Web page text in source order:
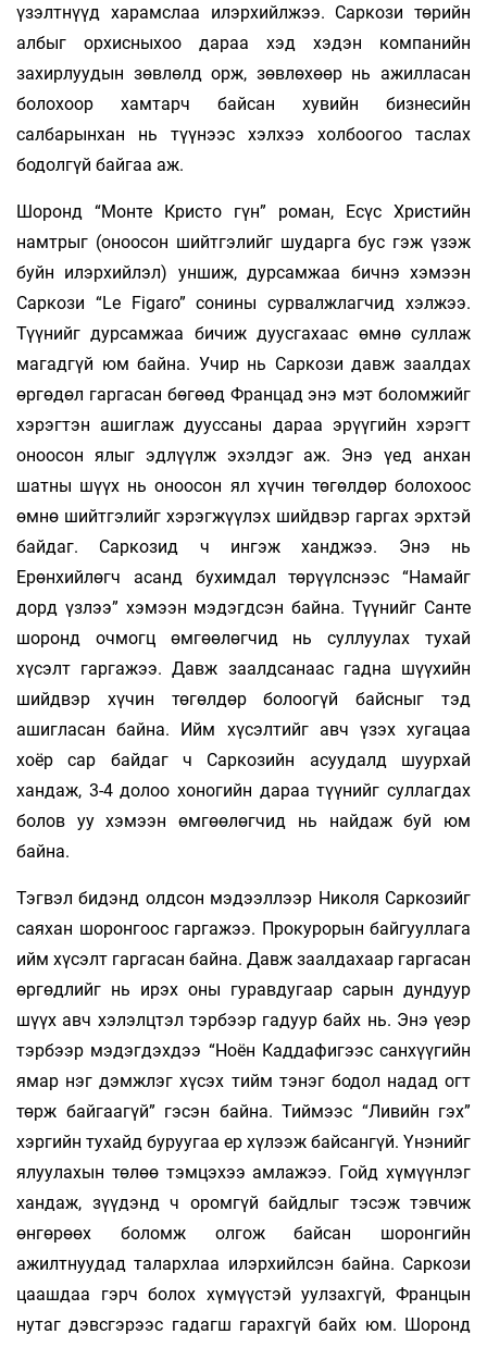
үзэлтнүүд харамслаа илэрхийлжээ. Саркози төрийн
албыг орхисныхоо дараа хэд хэдэн компанийн
захирлуудын зөвлөлд орж, зөвлөхөөр нь ажилласан
болохоор хамтарч байсан хувийн бизнесийн
салбарынхан нь түүнээс хэлхээ холбоогоо таслах
бодолгүй байгаа аж.
Шоронд “Монте Кристо гүн” роман, Есүс Христийн
намтрыг (оноосон шийтгэлийг шударга бус гэж үзэж
буйн илэрхийлэл) уншиж, дурсамжаа бичнэ хэмээн
Саркози “Le Figaro” сонины сурвалжлагчид хэлжээ.
Түүнийг дурсамжаа бичиж дуусгахаас өмнө суллаж
магадгүй юм байна. Учир нь Саркози давж заалдах
өргөдөл гаргасан бөгөөд Францад энэ мэт боломжийг
хэрэгтэн ашиглаж дууссаны дараа эрүүгийн хэрэгт
оноосон ялыг эдлүүлж эхэлдэг аж. Энэ үед анхан
шатны шүүх нь оноосон ял хүчин төгөлдөр болохоос
өмнө шийтгэлийг хэрэгжүүлэх шийдвэр гаргах эрхтэй
байдаг. Саркозид ч ингэж ханджээ. Энэ нь
Ерөнхийлөгч асанд бухимдал төрүүлснээс “Намайг
дорд үзлээ” хэмээн мэдэгдсэн байна. Түүнийг Санте
шоронд очмогц өмгөөлөгчид нь суллуулах тухай
хүсэлт гаргажээ. Давж заалдсанаас гадна шүүхийн
шийдвэр хүчин төгөлдөр болоогүй байсныг тэд
ашигласан байна. Ийм хүсэлтийг авч үзэх хугацаа
хоёр сар байдаг ч Саркозийн асуудалд шуурхай
хандаж, 3-4 долоо хоногийн дараа түүнийг суллагдах
болов уу хэмээн өмгөөлөгчид нь найдаж буй юм
байна.
Тэгвэл бидэнд олдсон мэдээллээр Николя Саркозийг
саяхан шоронгоос гаргажээ. Прокурорын байгууллага
ийм хүсэлт гаргасан байна. Давж заалдахаар гаргасан
өргөдлийг нь ирэх оны гуравдугаар сарын дундуур
шүүх авч хэлэлцтэл тэрбээр гадуур байх нь. Энэ үеэр
тэрбээр мэдэгдэхдээ “Ноён Каддафигээс санхүүгийн
ямар нэг дэмжлэг хүсэх тийм тэнэг бодол надад огт
төрж байгаагүй” гэсэн байна. Тиймээс “Ливийн гэх”
хэргийн тухайд буруугаа ер хүлээж байсангүй. Үнэнийг
ялуулахын төлөө тэмцэхээ амлажээ. Гойд хүмүүнлэг
хандаж, зүүдэнд ч оромгүй байдлыг тэсэж тэвчиж
өнгөрөөх боломж олгож байсан шоронгийн
ажилтнуудад талархлаа илэрхийлсэн байна. Саркози
цаашдаа гэрч болох хүмүүстэй уулзахгүй, Францын
нутаг дэвсгэрээс гадагш гарахгүй байх юм. Шоронд